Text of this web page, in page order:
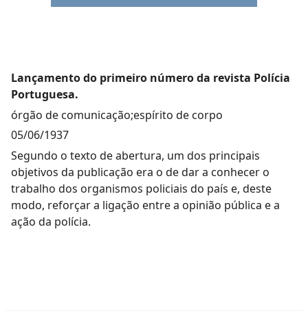
Lançamento do primeiro número da revista Polícia
Portuguesa.
órgão de comunicação;espírito de corpo
05/06/1937
Segundo o texto de abertura, um dos principais
objetivos da publicação era o de dar a conhecer o
trabalho dos organismos policiais do país e, deste
modo, reforçar a ligação entre a opinião pública e a
ação da polícia.